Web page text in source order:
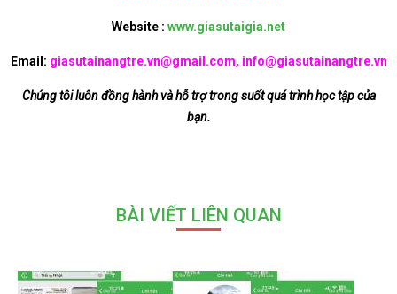
Website : www.giasutaigia.net
Email: giasutainangtre.vn@gmail.com, info@giasutainangtre.vn
Chúng tôi luôn đồng hành và hỗ trợ trong suốt quá trình học tập của
bạn.
BÀI VIẾT LIÊN QUAN